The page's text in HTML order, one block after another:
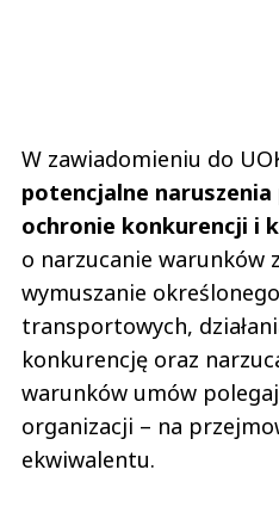
W zawiadomieniu do
potencjalne
ochronie konkurencji i
o narzucanie warunków
wymuszanie
transportowych,
konkurencję oraz
warunków umów
organizacji – na
ekwiwalentu.